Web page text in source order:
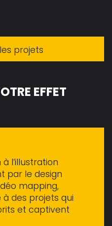
projets
EFFET
l’illustration
par le design
mapping,
à des projets qui
et captivent